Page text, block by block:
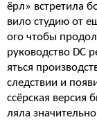
ёрл» встретила
вило студию от
ого чтобы
руководство DC
яться
следствии и
ссёрская версия
ляла